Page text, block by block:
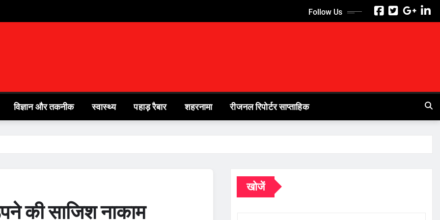
Follow Us
विज्ञान और तकनीक स्वास्थ्य पहाड़ रैबार शहरनामा रीजनल रिपोर्टर साप्ताहिक
की साजिश नाकाम
खोजें